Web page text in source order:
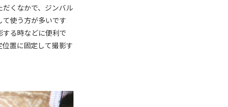
くなかで、ジンバル
使う方が多いです
る時などに便利で
置に固定して撮影す